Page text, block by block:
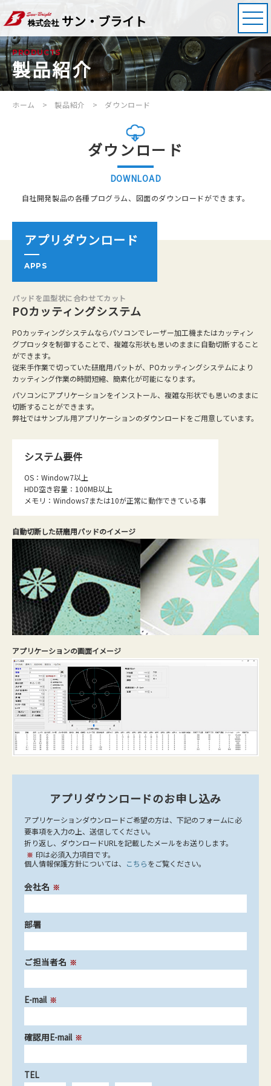
株式会社 サン・ブライト
PRODUCTS
製品紹介
ホーム 製品紹介 ダウンロード
ダウンロード
DOWNLOAD
自社開発製品の各種プログラム、図面のダウンロードができます。
アプリダウンロード
APPS
パッドを皿型状に合わせてカット
POカッティングシステム
POカッティングシステムならパソコンでレーザー加工機またはカッティン
グプロッタを制御することで、複雑な形状も思いのままに自動切断すること
ができます。
従来手作業で切っていた研磨用パットが、POカッティングシステムにより
カッティング作業の時間短縮、簡素化が可能になります。
パソコンにアプリケーションをインストール、複雑な形状でも思いのままに
切断することができます。
弊社ではサンプル用アプリケーションのダウンロードをご用意しています。
システム要件
OS：Window7以上
HDD空き容量：100MB以上
メモリ：Windows7または10が正常に動作できている事
自動切断した研磨用パッドのイメージ
アプリケーションの画面イメージ
アプリダウンロードのお申し込み
アプリケーションダウンロードご希望の方は、下記のフォームに必
要事項を入力の上、送信してください。
折り返し、ダウンロードURLを記載したメールをお送りします。
※ 印は必須入力項目です。
個人情報保護方針については、
こちらをご覧ください。
会社名 ※
部署
ご担当者名 ※
E-mail ※
確認用E-mail ※
TEL